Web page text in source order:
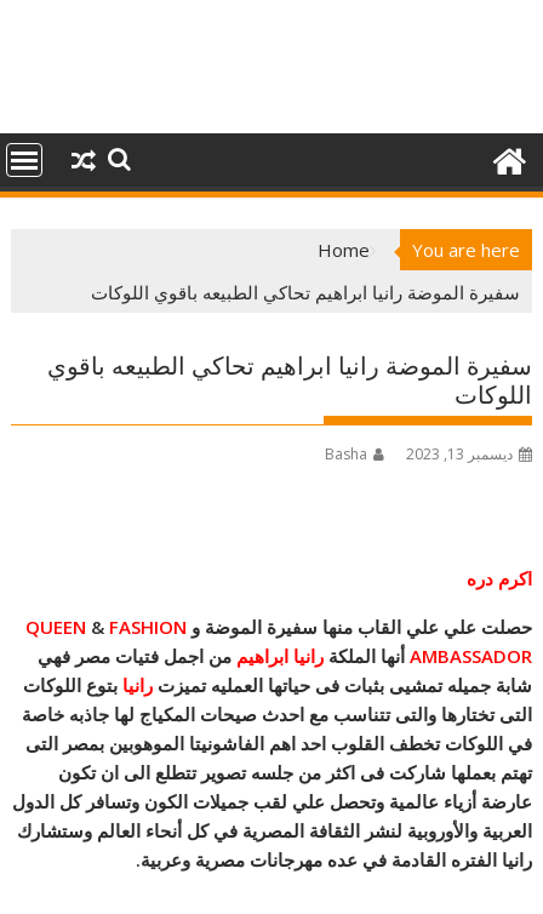
You are here
Home
سفيرة الموضة رانيا ابراهيم تحاكي الطبيعه باقوي اللوكات
سفيرة الموضة رانيا ابراهيم تحاكي الطبيعه باقوي
اللوكات
ديسمبر 13, 2023 Basha
اكرم دره
حصلت علي علي القاب منها سفيرة الموضة و
QUEEN & FASHION
AMBASSADOR أنها الملكةرانيا ابراهيم من اجمل فتيات مصر فهي
شابة جميله تمشيى بثبات فى حياتها العمليه تميزترانيا بتوع اللوكات
التى تختارها والتى تتناسب مع احدث صيحات المكياج لها جاذبه خاصة
في اللوكات تخطف القلوب احد اهم الفاشونيتا الموهوبين بمصر التى
تهتم بعملها شاركت فى اكثر من جلسه تصوير تتطلع الى ان تكون
عارضة أزياء عالمية وتحصل علي لقب جميلات الكون وتسافر كل الدول
العربية والأوروبية لنشر الثقافة المصرية في كل أنحاء العالم وستشارك
رانيا الفتره القادمة في عده مهرجانات مصرية وعربية.